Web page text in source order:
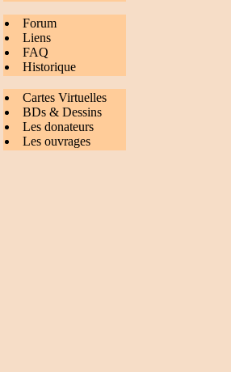
Forum
Liens
FAQ
Historique
Cartes Virtuelles
BDs & Dessins
Les donateurs
Les ouvrages